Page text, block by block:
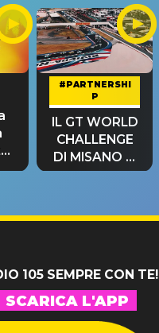
#PARTNERSHI
P
IL GT WORLD
CHALLENGE
DI MISANO si
riconferma
105 SEMPRE CON TE!
SCARICA L'APP